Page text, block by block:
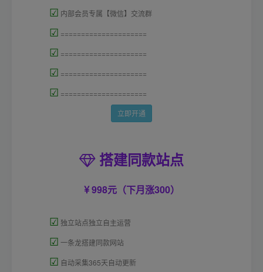
☑ 内部会员专属【微信】交流群
☑ =====================
☑ =====================
☑ =====================
☑ =====================
立即开通
搭建同款站点
998元（下月涨300）
☑ 独立站点独立自主运营
☑ 一条龙搭建同款网站
☑ 自动采集365天自动更新